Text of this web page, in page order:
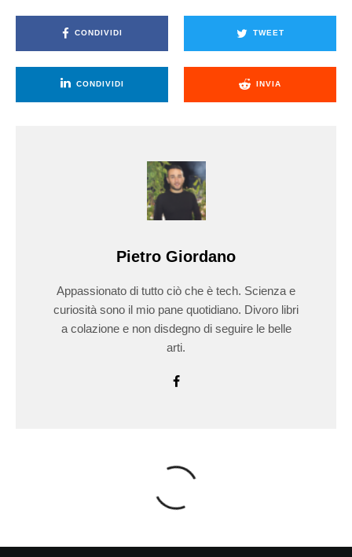
CONDIVIDI TWEET
CONDIVIDI INVIA
Pietro Giordano
Appassionato di tutto ciò che è tech. Scienza e
curiosità sono il mio pane quotidiano. Divoro libri
a colazione e non disdegno di seguire le belle
arti.